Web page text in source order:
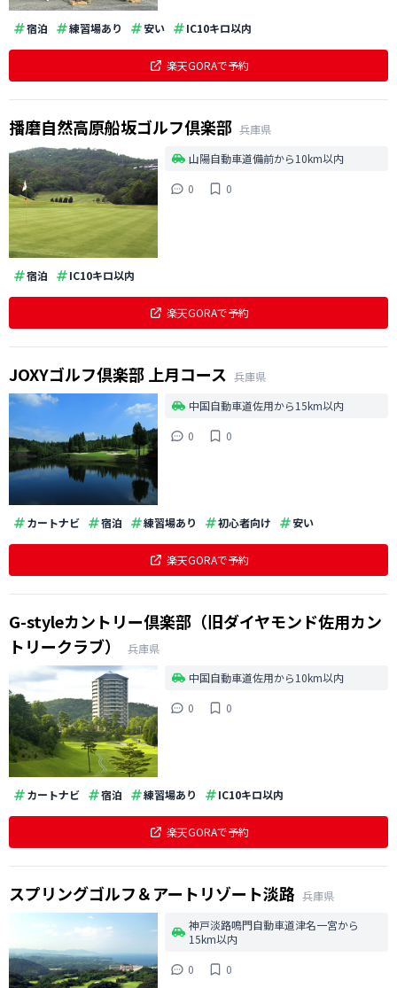
宿泊 練習場あり 安い IC10キロ以内
楽天GORAで予約
播磨自然高原船坂ゴルフ倶楽部 兵庫県
山陽自動車道備前から10km以内
0
0
宿泊 IC10キロ以内
楽天GORAで予約
JOXYゴルフ倶楽部 上月コース 兵庫県
中国自動車道佐用から15km以内
0
0
カートナビ 宿泊 練習場あり 初心者向け 安い
楽天GORAで予約
G-styleカントリー倶楽部（旧ダイヤモンド佐用カン
トリークラブ）
兵庫県
中国自動車道佐用から10km以内
0
0
カートナビ 宿泊 練習場あり IC10キロ以内
楽天GORAで予約
スプリングゴルフ＆アートリゾート淡路 兵庫県
神戸淡路鳴門自動車道津名一宮から
15km以内
0
0